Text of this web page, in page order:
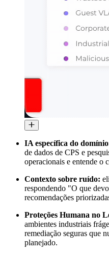
IA específica do
de dados de CPS e
operacionais e entende o
Contexto sobre ruído:
respondendo "O que
recomendações
Proteções Humana no
ambientes industriais
remediação seguras que
planejado.